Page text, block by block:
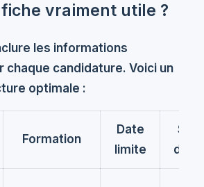
vraiment utile ?
les informations
chaque candidature. Voici un
optimale :
Formation
Date
limite